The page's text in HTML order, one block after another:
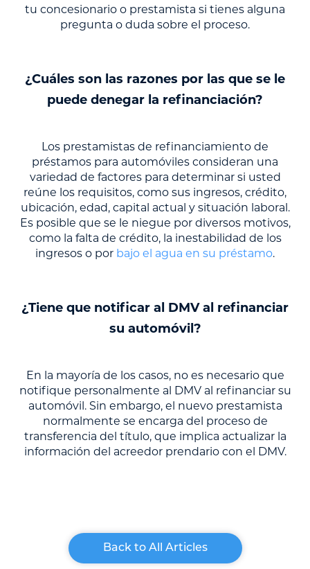
tu concesionario o prestamista si tienes alguna
pregunta o duda sobre el proceso.
¿Cuáles son las razones por las que se le
puede denegar la refinanciación?
Los prestamistas de refinanciamiento de
préstamos para automóviles consideran una
variedad de factores para determinar si usted
reúne los requisitos, como sus ingresos, crédito,
ubicación, edad, capital actual y situación laboral.
Es posible que se le niegue por diversos motivos,
como la falta de crédito, la inestabilidad de los
ingresos o por bajo el agua en su préstamo.
¿Tiene que notificar al DMV al refinanciar
su automóvil?
En la mayoría de los casos, no es necesario que
notifique personalmente al DMV al refinanciar su
automóvil. Sin embargo, el nuevo prestamista
normalmente se encarga del proceso de
transferencia del título, que implica actualizar la
información del acreedor prendario con el DMV.
Back to All Articles